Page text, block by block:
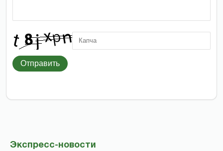
Экспресс-новости
Отправить